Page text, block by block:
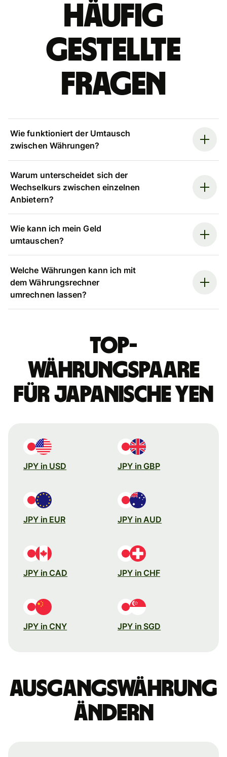
Häufig
gestellte
Fragen
Wie funktioniert der Umtausch
zwischen Währungen?
Warum unterscheidet sich der
Wechselkurs zwischen einzelnen
Anbietern?
Wie kann ich mein Geld
umtauschen?
Welche Währungen kann ich mit
dem Währungsrechner
umrechnen lassen?
Top-
Währungspaare
für japanische Yen
JPY in USD JPY in GBP
JPY in EUR JPY in AUD
JPY in CAD JPY in CHF
JPY in CNY JPY in SGD
Ausgangswährung
ändern